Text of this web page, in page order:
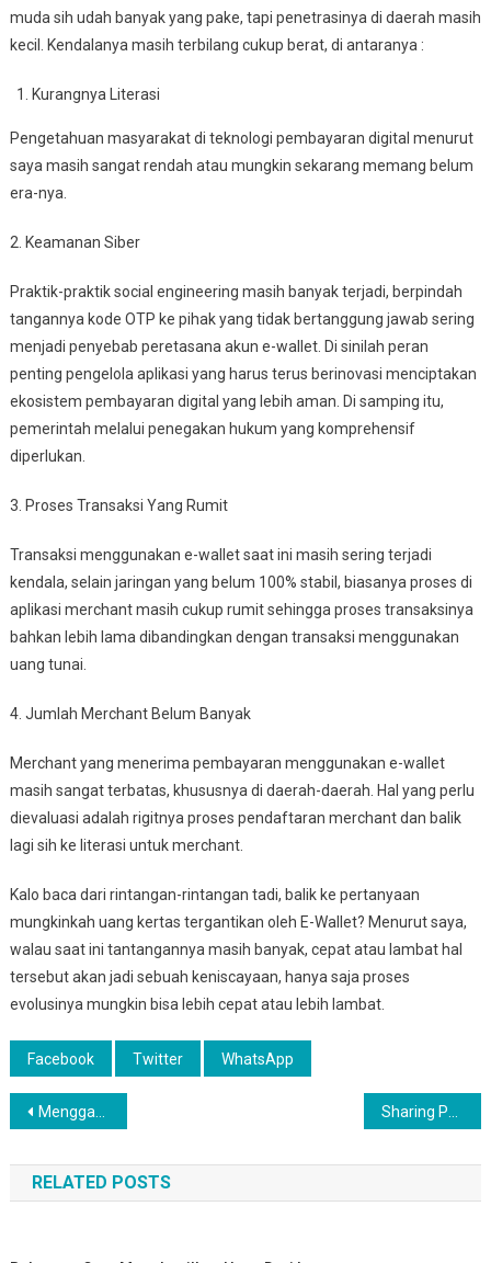
muda sih udah banyak yang pake, tapi penetrasinya di daerah masih
kecil. Kendalanya masih terbilang cukup berat, di antaranya :
Kurangnya Literasi
Pengetahuan masyarakat di teknologi pembayaran digital menurut
saya masih sangat rendah atau mungkin sekarang memang belum
era-nya.
2. Keamanan Siber
Praktik-praktik social engineering masih banyak terjadi, berpindah
tangannya kode OTP ke pihak yang tidak bertanggung jawab sering
menjadi penyebab peretasana akun e-wallet. Di sinilah peran
penting pengelola aplikasi yang harus terus berinovasi menciptakan
ekosistem pembayaran digital yang lebih aman. Di samping itu,
pemerintah melalui penegakan hukum yang komprehensif
diperlukan.
3. Proses Transaksi Yang Rumit
Transaksi menggunakan e-wallet saat ini masih sering terjadi
kendala, selain jaringan yang belum 100% stabil, biasanya proses di
aplikasi merchant masih cukup rumit sehingga proses transaksinya
bahkan lebih lama dibandingkan dengan transaksi menggunakan
uang tunai.
4. Jumlah Merchant Belum Banyak
Merchant yang menerima pembayaran menggunakan e-wallet
masih sangat terbatas, khususnya di daerah-daerah. Hal yang perlu
dievaluasi adalah rigitnya proses pendaftaran merchant dan balik
lagi sih ke literasi untuk merchant.
Kalo baca dari rintangan-rintangan tadi, balik ke pertanyaan
mungkinkah uang kertas tergantikan oleh E-Wallet? Menurut saya,
walau saat ini tantangannya masih banyak, cepat atau lambat hal
tersebut akan jadi sebuah keniscayaan, hanya saja proses
evolusinya mungkin bisa lebih cepat atau lebih lambat.
Facebook Twitter WhatsApp
Post
navigation
Menggapai Puncak Gunung Slamet Part 2
RELATED POSTS